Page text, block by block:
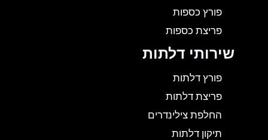
פורץ כספות
פריצת כספות
שירותי דלתות
פורץ דלתות
פריצת דלתות
החלפת צילינדרים
תיקון דלתות